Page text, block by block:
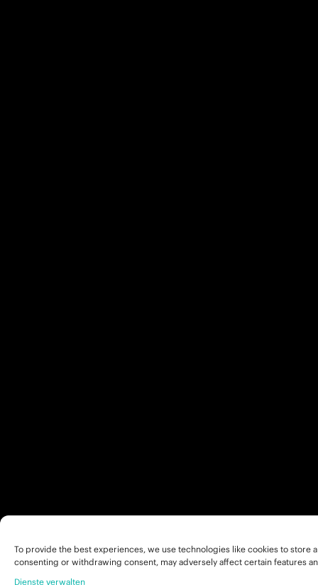
To provide the best experiences, we use technologies like cookies to
consenting or withdrawing consent, may adversely affect certain features
Dienste verwalten